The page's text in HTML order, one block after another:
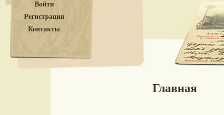
Войти
Регистрация
Контакты
Главная